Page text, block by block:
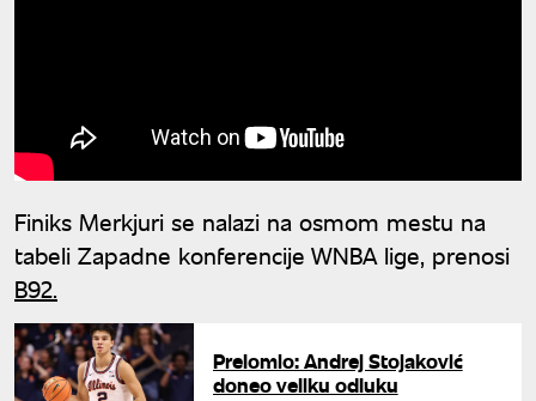
Finiks Merkjuri se nalazi na osmom mestu na
tabeli Zapadne konferencije WNBA lige, prenosi
B92.
Prelomio: Andrej Stojaković
doneo veliku odluku